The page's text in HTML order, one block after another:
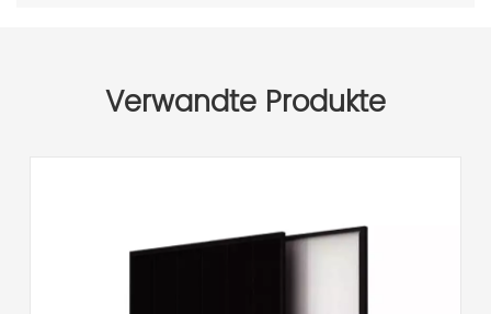
Verwandte Produkte